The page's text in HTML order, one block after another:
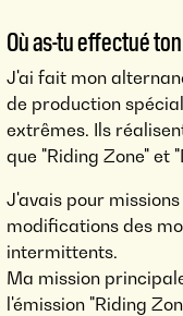
Où as-tu effectué
J'ai fait mon
de production
extrêmes. Ils
que "Riding Zone" et
J'avais pour
modifications des
intermittents.
Ma mission
l'émission "Riding